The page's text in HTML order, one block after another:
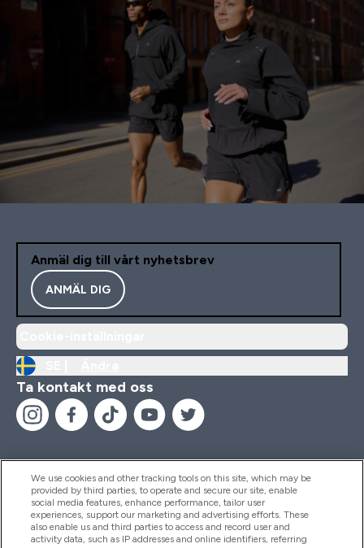
Anmäl dig till vårt nyhetsbrev
ANMÄL DIG
Ta kontakt med oss
Hjälp & Information
We use cookies and other tracking tools on this site, which may be
provided by third parties, to operate and secure our site, enable
social media features, enhance performance, tailor user
experiences, support our marketing and advertising efforts. These
also enable us and third parties to access and record user and
activity data, such as IP addresses and online identifiers, referring